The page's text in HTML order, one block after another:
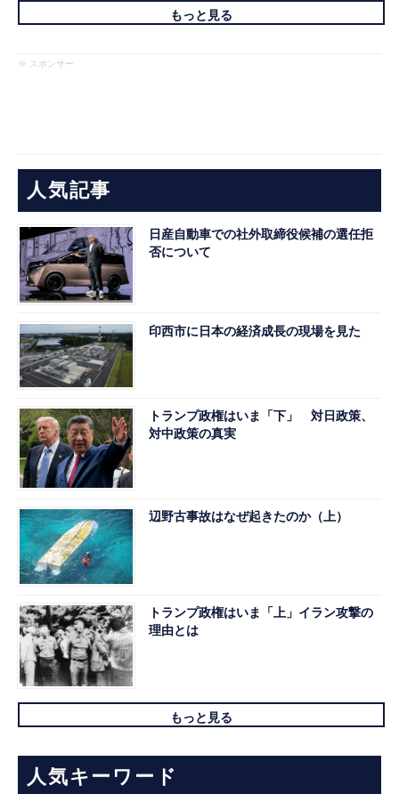
もっと見る
※ スポンサー
人気記事
日産自動車での社外取締役候補の選任拒
否について
印西市に日本の経済成長の現場を見た
トランプ政権はいま「下」 対日政策、
対中政策の真実
辺野古事故はなぜ起きたのか（上）
トランプ政権はいま「上」イラン攻撃の
理由とは
もっと見る
人気キーワード